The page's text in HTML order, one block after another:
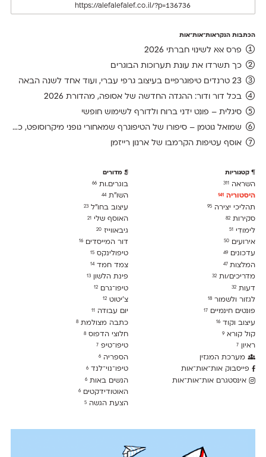
הכתבות הנקראות־אות־אות
פרס אאא לשינוי חברתי 2026
כך תשרדו את עונת תערוכות הבוגרים
23 טרנדים טיפוגרפיים בעיצוב גרפי עברי, ועוד אחד לשנה הבאה
בכל דור ודור: ההגדה החדשה של אסופה, מהדורת 2026
סיגלית – פונט ידני ברוח ולדורף לשימוש חופשי
שמואל גוטמן – סיפורו של הטיפוגרף שמאחורי גופני מיקרוסופט, כפי שנחשף בארכיון של נינתו
אוסף עטיפות הקרמבו של ארנון רייזמן
קטגוריות
השראה 311
היסטוריה 141
תהליכי יצירה 95
סקירות 82
לימודִי 51
אירועים 50
עדכונים 49
המלצות47
מדריכים/ות 32
דעות 32
לגזור ולשמור 18
פונטים חינמיים 17
עיצוב וקוד 16
קול קורא 9
ראיון 7
מערכת המגזין
פייסבוק אות־אות־אות
אינסטגרם אות־אות־אות
מדורים
בוגרים.ות66
השו״ת44
עיצוב בחו"ל23
האוסף שלי21
גיבאווייז20
דור המייסדים16
טיפולינקס15
צמד חמד14
פינת הלשון13
טיפו־גרם12
צ׳יטוט12
יום עבודה11
כתבה מצולמת8
חלוצי הדפוס8
טיפו־טיפ7
הספריה6
טיפו־נוי־לנד6
הנשים באות6
האוטודידקטים6
הצעת הגשה5